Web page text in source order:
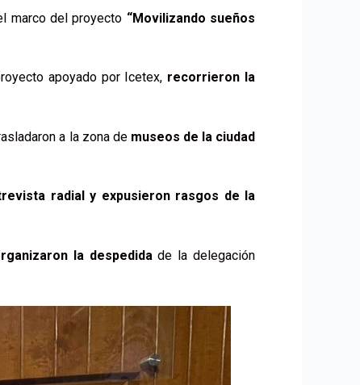
marco del proyecto “Movilizando sueños
apoyado por Icetex, recorrieron la
a la zona de museos de la ciudad
radial y expusieron rasgos de la
la despedidade la delegación